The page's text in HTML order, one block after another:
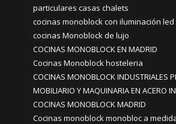
particulares casas chalets
cocinas monoblock con iluminación led
cocinas Monoblock de lujo
COCINAS MONOBLOCK EN MADRID
Cocinas Monoblock hosteleria
COCINAS MONOBLOCK INDUSTRIALES
MOBILIARIO Y MAQUINARIA EN ACERO
COCINAS MONOBLOCK MADRID
Cocinas monoblock monobloc a